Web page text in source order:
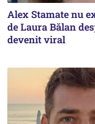
Alex Stamate nu
de Laura Bălan
devenit viral